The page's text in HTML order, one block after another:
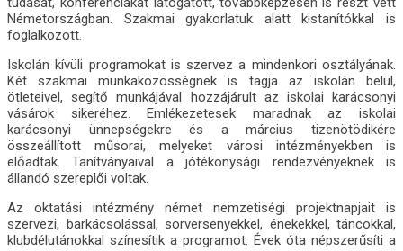
Németországban. Szakmai gyakorlatuk alatt kistanítókkal is
foglalkozott.
Iskolán kívüli programokat is szervez a mindenkori osztályának.
Két szakmai munkaközösségnek is tagja az iskolán belül,
ötleteivel, segítő munkájával hozzájárult az iskolai karácsonyi
vásárok sikeréhez. Emlékezetesek maradnak az iskolai
karácsonyi ünnepségekre és a március tizenötödikére
összeállított műsorai, melyeket városi intézményekben is
előadtak. Tanítványaival a jótékonysági rendezvényeknek is
állandó szereplői voltak.
Az oktatási intézmény német nemzetiségi projektnapjait is
szervezi, barkácsolással, sorversenyekkel, énekekkel, táncokkal,
klubdélutánokkal színesítik a programot. Évek óta népszerűsíti a